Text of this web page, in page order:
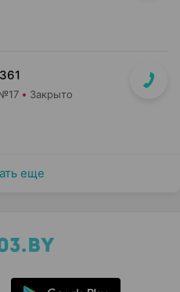
Закрыто
еще